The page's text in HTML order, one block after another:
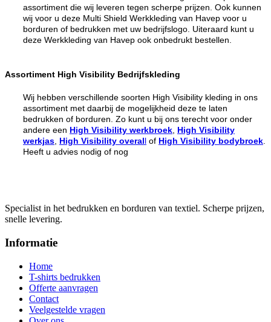
assortiment die wij leveren tegen scherpe prijzen. Ook kunnen
wij voor u deze Multi Shield Werkkleding van Havep voor u
borduren of bedrukken met uw bedrijfslogo. Uiteraard kunt u
deze Werkkleding van Havep ook onbedrukt bestellen.
Assortiment High Visibility Bedrijfskleding
Wij hebben verschillende soorten High Visibility kleding in ons
assortiment met daarbij de mogelijkheid deze te laten
bedrukken of borduren. Zo kunt u bij ons terecht voor onder
andere een High Visibility werkbroek High Visibility
werkjas High Visibility overall of High Visibility bodybroek
Heeft u advies nodig of nog
Specialist in het bedrukken en borduren van textiel. Scherpe prijzen,
snelle levering.
Informatie
Home
T-shirts bedrukken
Offerte aanvragen
Contact
Veelgestelde vragen